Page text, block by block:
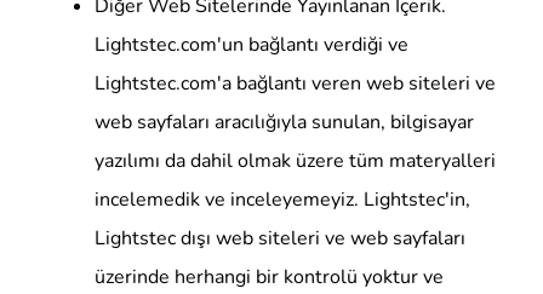
Diğer Web Sitelerinde Yayınlanan İçerik.
Lightstec.com'un bağlantı verdiği ve
Lightstec.com'a bağlantı veren web siteleri ve
web sayfaları aracılığıyla sunulan, bilgisayar
yazılımı da dahil olmak üzere tüm materyalleri
incelemedik ve inceleyemeyiz. Lightstec'in,
Lightstec dışı web siteleri ve web sayfaları
üzerinde herhangi bir kontrolü yoktur ve